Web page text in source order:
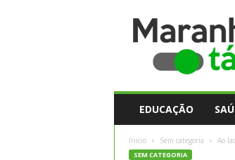
EDUCAÇÃO
Início Sem categoria Ao
SEM CATEGORIA